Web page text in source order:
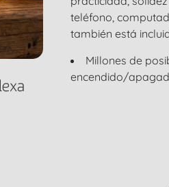
teléfono,
también está
Millones de
encendido/